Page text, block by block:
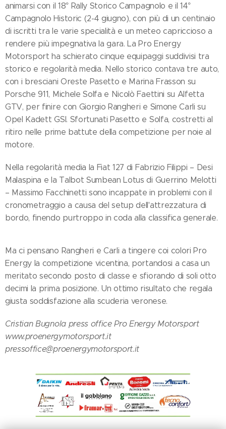
animarsi con il 18° Rally Storico Campagnolo e il 14°
Campagnolo Historic (2-4 giugno), con più di un centinaio
di iscritti tra le varie specialità e un meteo capriccioso a
rendere più impegnativa la gara. La Pro Energy
Motorsport ha schierato cinque equipaggi suddivisi tra
storico e regolarità media. Nello storico contava tre auto,
con i bresciani Oreste Pasetto e Marina Frasson su
Porsche 911, Michele Solfa e Nicolò Faettini su Alfetta
GTV, per finire con Giorgio Rangheri e Simone Carli su
Opel Kadett GSI. Sfortunati Pasetto e Solfa, costretti al
ritiro nelle prime battute della competizione per noie al
motore.
Nella regolarità media la Fiat 127 di Fabrizio Filippi – Desi
Malaspina e la Talbot Sumbean Lotus di Guerrino Melotti
– Massimo Facchinetti sono incappate in problemi con il
cronometraggio a causa del setup dell'attrezzatura di
bordo, finendo purtroppo in coda alla classifica generale.
Ma ci pensano Rangheri e Carli a tingere coi colori Pro
Energy la competizione vicentina, portandosi a casa un
meritato secondo posto di classe e sfiorando di soli otto
decimi la prima posizione. Un ottimo risultato che regala
giusta soddisfazione alla scuderia veronese.
Cristian Bugnola press office Pro Energy Motorsport
www.proenergymotorsport.it
pressoffice@proenergymotorsport.it